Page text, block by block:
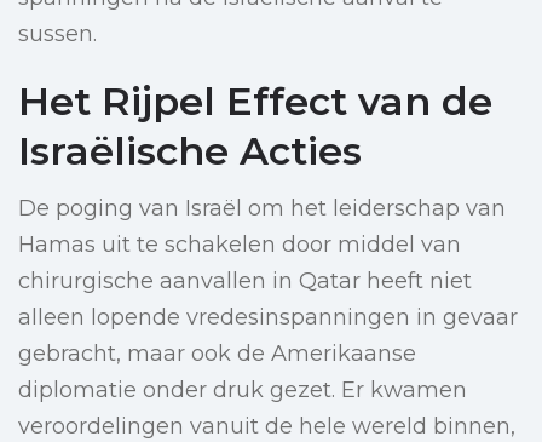
sussen.
Het Rijpel Effect van de
Israëlische Acties
De poging van Israël om het leiderschap van
Hamas uit te schakelen door middel van
chirurgische aanvallen in Qatar heeft niet
alleen lopende vredesinspanningen in gevaar
gebracht, maar ook de Amerikaanse
diplomatie onder druk gezet. Er kwamen
veroordelingen vanuit de hele wereld binnen,